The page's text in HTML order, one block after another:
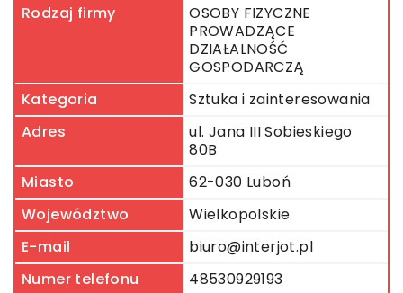
Rodzaj firmy
OSOBY FIZYCZNE
PROWADZĄCE
DZIAŁALNOŚĆ
GOSPODARCZĄ
Kategoria
Sztuka i zainteresowania
Adres
ul. Jana III Sobieskiego
80B
Miasto
62-030 Luboń
Województwo
Wielkopolskie
E-mail
biuro@interjot.pl
Numer telefonu
48530929193